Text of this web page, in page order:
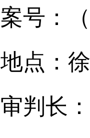
案号：（
地点：
审判长